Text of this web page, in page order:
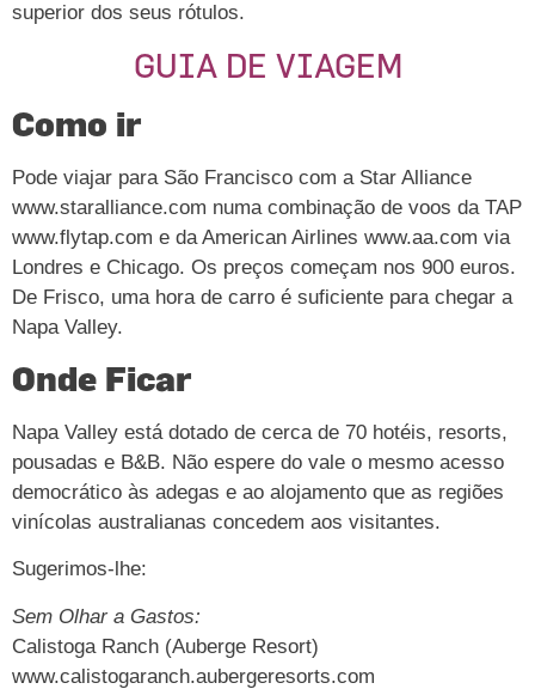
superior dos seus rótulos.
GUIA DE VIAGEM
Como ir
Pode viajar para São Francisco com a Star Alliance
www.staralliance.com numa combinação de voos da TAP
www.flytap.com e da American Airlines www.aa.com via
Londres e Chicago. Os preços começam nos 900 euros.
De Frisco, uma hora de carro é suficiente para chegar a
Napa Valley.
Onde Ficar
Napa Valley está dotado de cerca de 70 hotéis, resorts,
pousadas e B&B. Não espere do vale o mesmo acesso
democrático às adegas e ao alojamento que as regiões
vinícolas australianas concedem aos visitantes.
Sugerimos-lhe:
Sem Olhar a Gastos:
Calistoga Ranch (Auberge Resort)
www.calistogaranch.aubergeresorts.com